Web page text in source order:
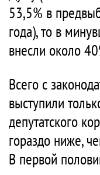
53,5% в
года), то в
внесли около
Всего с
выступили
депутатского
гораздо ниже,
В первой